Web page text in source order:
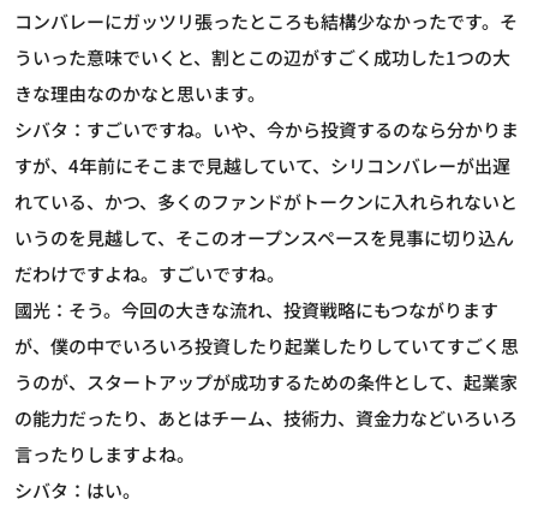
コンバレーにガッツリ張ったところも結構少なかったです。そ
ういった意味でいくと、割とこの辺がすごく成功した1つの大
きな理由なのかなと思います。
シバタ：すごいですね。いや、今から投資するのなら分かりま
すが、4年前にそこまで見越していて、シリコンバレーが出遅
れている、かつ、多くのファンドがトークンに入れられないと
いうのを見越して、そこのオープンスペースを見事に切り込ん
だわけですよね。すごいですね。
國光：そう。今回の大きな流れ、投資戦略にもつながります
が、僕の中でいろいろ投資したり起業したりしていてすごく思
うのが、スタートアップが成功するための条件として、起業家
の能力だったり、あとはチーム、技術力、資金力などいろいろ
言ったりしますよね。
シバタ：はい。